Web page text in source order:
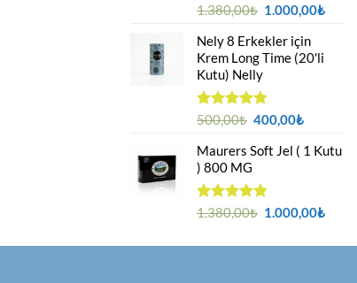
5 üzerinden
aldı
1.380,00₺ Orijinal
1.380,00₺.
1.000,00₺Şu
Nely 8 Erkekler için
Krem Long Time (20'li
Kutu) Nelly
5 üzerinden
aldı
500,00₺ Orijinal
500,00₺.
400,00₺Şu
fiyat:
Maurers Soft Jel ( 1 Kutu
) 800 MG
5 üzerinden
1.380,00₺ Orijinal
1.380,00₺.
1.000,00₺Şu
fiyat: